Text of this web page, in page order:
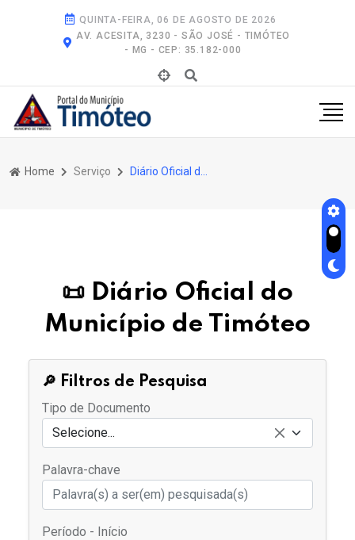
QUINTA-FEIRA, 06 DE AGOSTO DE 2026
AV. ACESITA, 3230 - SÃO JOSÉ - TIMÓTEO
- MG - CEP: 35.182-000
Home Serviço
📜 Diário Oficial do
Município de Timóteo
🔎 Filtros de Pesquisa
Tipo de Documento
Selecione...
Palavra-chave
Período - Início